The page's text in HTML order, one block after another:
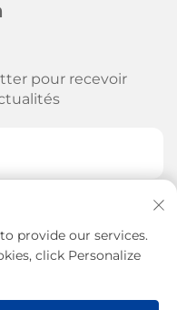
pour recevoir
provide our services.
click Personalize